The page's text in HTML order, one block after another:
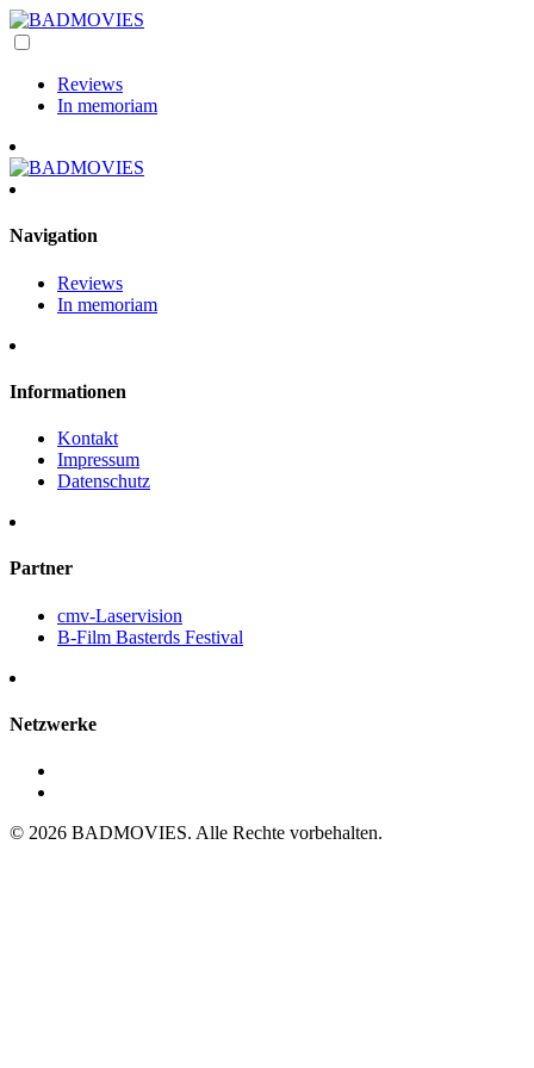
Reviews
In memoriam
Navigation
Reviews
In memoriam
Informationen
Kontakt
Impressum
Datenschutz
Partner
cmv-Laservision
B-Film Basterds Festival
Netzwerke
© 2026 BADMOVIES. Alle Rechte vorbehalten.